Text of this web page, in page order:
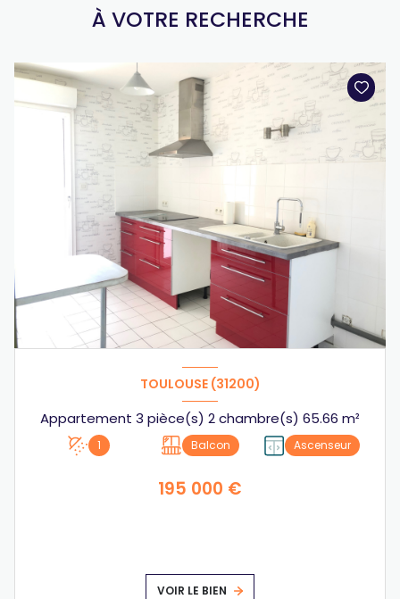
À VOTRE RECHERCHE
TOULOUSE (31200)
Appartement 3 pièce(s) 2 chambre(s) 65.66 m²
1 Balcon Ascenseur
195 000 €
VOIR LE BIEN